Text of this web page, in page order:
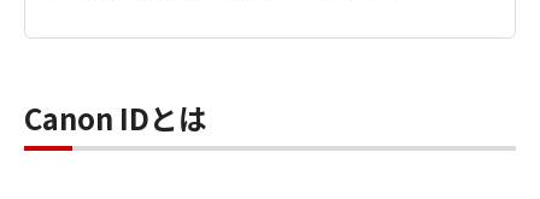
Canon IDとは